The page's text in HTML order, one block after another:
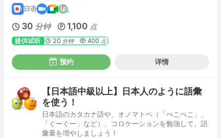
日语
30 分钟 1,100 点
提供试听 20 分钟 400点
预约 详情
【日本語中級以上】日本人のように語彙
を使う！
日本語のカタカナ語や、オノマトペ（「ぺこぺこ」、
「ぐーぐー」など）、コロケーションを勉強して、語
彙量を増やしましょう！